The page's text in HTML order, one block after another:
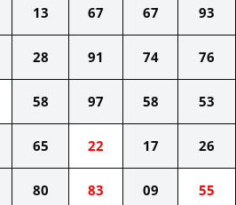
13 67 67 93
28 91 74 76
58 97 58 53
65 22 17 26
80 83 09 55